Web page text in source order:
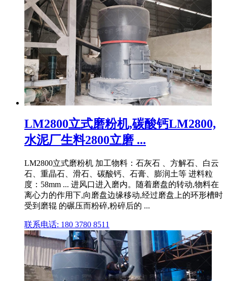
LM2800立式磨粉机,碳酸钙LM2800,
水泥厂生料2800立磨 ...
LM2800立式磨粉机 加工物料：石灰石 、方解石、白云
石、重晶石、滑石、碳酸钙、石膏、膨润土等 进料粒
度：58mm ... 进风口进入磨内。随着磨盘的转动,物料在
离心力的作用下,向磨盘边缘移动,经过磨盘上的环形槽时
受到磨辊 的碾压而粉碎,粉碎后的 ...
联系电话: 180 3780 8511